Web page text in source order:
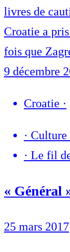
livres de
Croatie a
fois que
9 décembre
Croatie ·
· Culture
· Le fil
« Général
25 mars 2017